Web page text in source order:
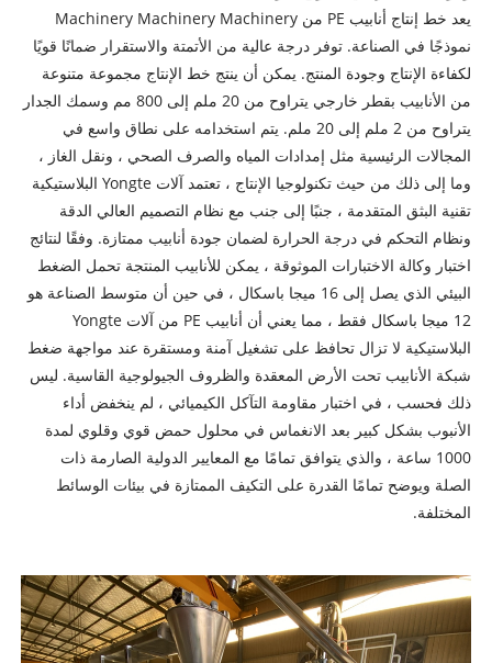
يعد خط إنتاج أنابيب PE من Machinery Machinery Machinery
نموذجًا في الصناعة. توفر درجة عالية من الأتمتة والاستقرار ضمانًا قويًا
لكفاءة الإنتاج وجودة المنتج. يمكن أن ينتج خط الإنتاج مجموعة متنوعة
من الأنابيب بقطر خارجي يتراوح من 20 ملم إلى 800 مم وسمك الجدار
يتراوح من 2 ملم إلى 20 ملم. يتم استخدامه على نطاق واسع في
المجالات الرئيسية مثل إمدادات المياه والصرف الصحي ، ونقل الغاز ،
وما إلى ذلك من حيث تكنولوجيا الإنتاج ، تعتمد آلات Yongte البلاستيكية
تقنية البثق المتقدمة ، جنبًا إلى جنب مع نظام التصميم العالي الدقة
ونظام التحكم في درجة الحرارة لضمان جودة أنابيب ممتازة. وفقًا لنتائج
اختبار وكالة الاختبارات الموثوقة ، يمكن للأنابيب المنتجة تحمل الضغط
البيئي الذي يصل إلى 16 ميجا باسكال ، في حين أن متوسط ​​الصناعة هو
12 ميجا باسكال فقط ، مما يعني أن أنابيب PE من آلات Yongte
البلاستيكية لا تزال تحافظ على تشغيل آمنة ومستقرة عند مواجهة ضغط
شبكة الأنابيب تحت الأرض المعقدة والظروف الجيولوجية القاسية. ليس
ذلك فحسب ، في اختبار مقاومة التآكل الكيميائي ، لم ينخفض ​​أداء
الأنبوب بشكل كبير بعد الانغماس في محلول حمض قوي وقلوي لمدة
1000 ساعة ، والذي يتوافق تمامًا مع المعايير الدولية الصارمة ذات
الصلة ويوضح تمامًا القدرة على التكيف الممتازة في بيئات الوسائط
المختلفة.